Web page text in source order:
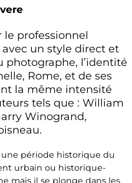
le professionnel
un style direct et
l’identité
Rome, et de ses
la même intensité
tels que : William
Winogrand,
période historique du
urbain ou historique-
mais il se plonge dans les